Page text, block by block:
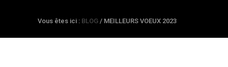
Vous êtes ici : BLOG / MEILLEURS VOEUX 2023